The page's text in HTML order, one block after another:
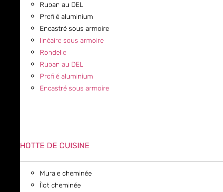
Ruban au DEL
Profilé aluminium
Encastré sous armoire
linéaire sous armoire
Rondelle
Ruban au DEL
Profilé aluminium
Encastré sous armoire
HOTTE DE CUISINE
Murale cheminée
Îlot cheminée